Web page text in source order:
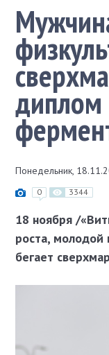
диплом
Понедельник,
0 3344
18 ноября /
роста, молодой
бегает